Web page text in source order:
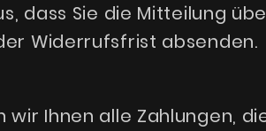
dass Sie die Mitteilung
Widerrufsfrist absenden.
Ihnen alle Zahlungen,